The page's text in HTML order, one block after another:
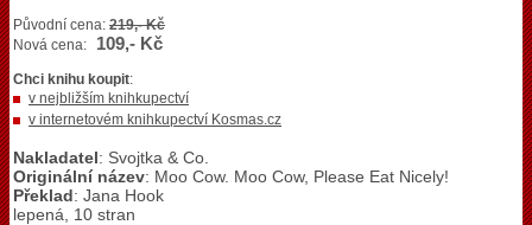
Původní cena: 219,- Kč
Nová cena:
109,- Kč
Chci knihu koupit:
v nejbližším knihkupectví
v internetovém knihkupectví Kosmas.cz
Nakladatel: Svojtka & Co.
Originální název: Moo Cow. Moo Cow, Please Eat Nicely!
Překlad: Jana Hook
lepená, 10 stran